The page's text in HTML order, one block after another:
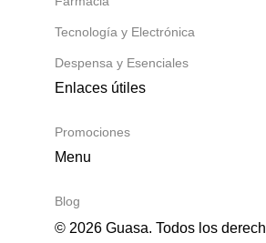
Tecnología y Electrónica
Despensa y Esenciales
Enlaces útiles
Promociones
Menu
Blog
© 2026 Guasa. Todos los